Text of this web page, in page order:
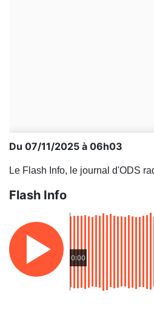
Du 07/11/2025 à 06h03
Le Flash Info, le journal d'ODS
Flash Info
0:00